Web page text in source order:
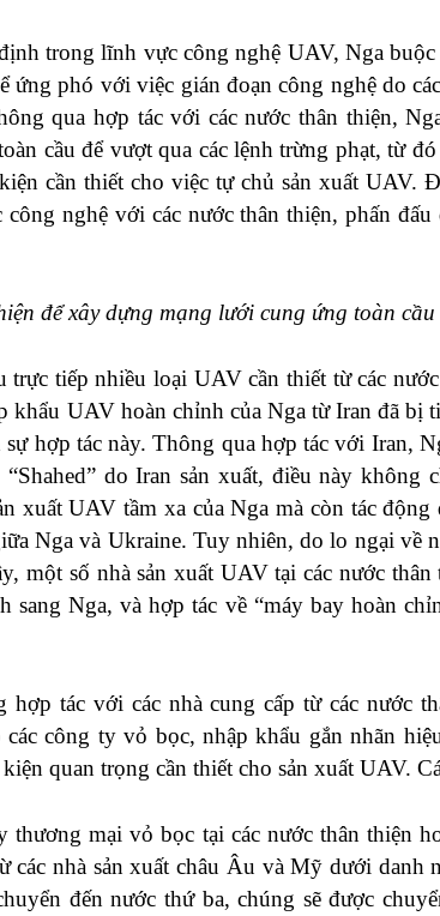
trong lĩnh vực công nghệ UAV, Nga
ứng phó với việc gián đoạn công nghệ do
qua hợp tác với các nước thân thiện,
cầu để vượt qua các lệnh trừng phạt, từ
cần thiết cho việc tự chủ sản xuất UAV.
nghệ với các nước thân thiện, phấn
để xây dựng mạng lưới cung ứng toàn cầu
trực tiếp nhiều loại UAV cần thiết từ các
khẩu UAV hoàn chỉnh của Nga từ Iran đã bị
hợp tác này. Thông qua hợp tác với Iran,
do Iran sản xuất, điều này không
xuất UAV tầm xa của Nga mà còn tác động
Nga và Ukraine. Tuy nhiên, do lo ngại về
một số nhà sản xuất UAV tại các nước
sang Nga, và hợp tác về “máy bay hoàn
hợp tác với các nhà cung cấp từ các nước
công ty vỏ bọc, nhập khẩu gắn nhãn
quan trọng cần thiết cho sản xuất UAV.
thương mại vỏ bọc tại các nước thân thiện
nhà sản xuất châu Âu và Mỹ dưới danh
đến nước thứ ba, chúng sẽ được